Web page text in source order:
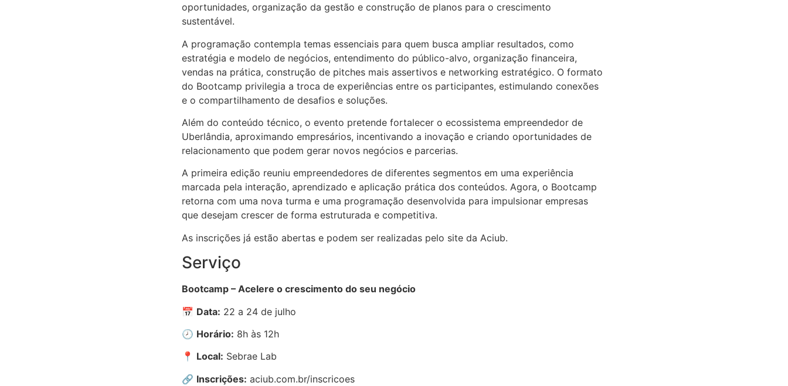
oportunidades, organização da gestão e construção de planos para o crescimento
sustentável.
A programação contempla temas essenciais para quem busca ampliar resultados, como
estratégia e modelo de negócios, entendimento do público-alvo, organização financeira,
vendas na prática, construção de pitches mais assertivos e networking estratégico. O formato
do Bootcamp privilegia a troca de experiências entre os participantes, estimulando conexões
e o compartilhamento de desafios e soluções.
Além do conteúdo técnico, o evento pretende fortalecer o ecossistema empreendedor de
Uberlândia, aproximando empresários, incentivando a inovação e criando oportunidades de
relacionamento que podem gerar novos negócios e parcerias.
A primeira edição reuniu empreendedores de diferentes segmentos em uma experiência
marcada pela interação, aprendizado e aplicação prática dos conteúdos. Agora, o Bootcamp
retorna com uma nova turma e uma programação desenvolvida para impulsionar empresas
que desejam crescer de forma estruturada e competitiva.
As inscrições já estão abertas e podem ser realizadas pelo site da Aciub.
Serviço
Bootcamp – Acelere o crescimento do seu negócio
📅 Data: 22 a 24 de julho
🕗 Horário: 8h às 12h
📍 Local: Sebrae Lab
🔗 Inscrições: aciub.com.br/inscricoes